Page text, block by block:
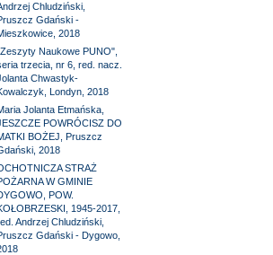
Chludziński,
Gdański -
2018
Naukowe PUNO",
trzecia, nr 6, red. nacz.
Chwastyk-
Londyn, 2018
Jolanta Etmańska,
POWRÓCISZ DO
BOŻEJ, Pruszcz
2018
STRAŻ
W GMINIE
POW.
1945-2017,
Andrzej Chludziński,
Gdański - Dygowo,